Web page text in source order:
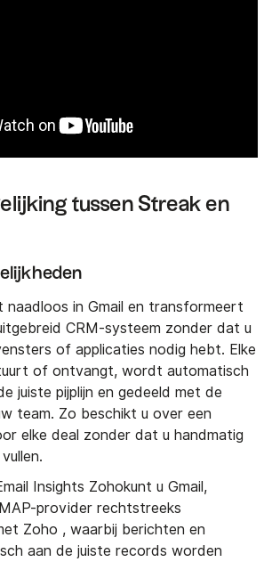
tussen Streak en
naadloos in Gmail en transformeert
CRM-systeem zonder dat u
of applicaties nodig hebt. Elke
of ontvangt, wordt automatisch
juiste pijplijn en gedeeld met de
team. Zo beschikt u over een
elke deal zonder dat u handmatig
Insights Zohokunt u Gmail,
provider rechtstreeks
Zoho , waarbij berichten en
aan de juiste records worden